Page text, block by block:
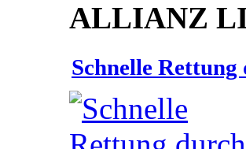
ALLIANZ
Schnelle